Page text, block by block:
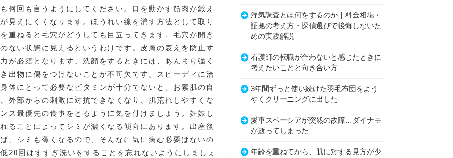
何回も言うようにしてください。口を動かす筋肉が鍛え
見えにくくなります。ほうれい線を消す方法として取り
重ねると毛穴がどうしても目立ってきます。毛穴が開き
ない状態に見えるというわけです。皮膚の衰えを防止す
が必須となります。洗顔をするときには、あんまり強く
出物に傷をつけないことが不可欠です。スピーディに治
体にとって必要なビタミンが十分でないと、お素肌の自
外部からの刺激に対抗できなくなり、肌荒れしやすくな
ス最優先の食事をとるように気を付けましょう。妊娠し
ることによってシミが濃くなる傾向にあります。出産後
、シミも薄くなるので、そんなに気に病む必要はないの
20回はすすぎ洗いをすることを忘れないようにしましょ
浮気調査とは何をするのか｜料金相場・
証拠の考え方・探偵選びで後悔しないた
めの実践解説
看護師の転職が合わないと感じたときに
考えたいことと向き合い方
3年間ずっと使い続けた羽毛布団をよう
やくクリーニングに出した
愛車スペーシアが突然の故障…ダイナモ
が逝ってしまった
年齢を重ねてから、肌に対する見方が少